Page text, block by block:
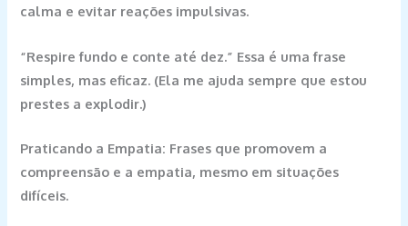
calma e evitar reações impulsivas.
“Respire fundo e conte até dez.” Essa é uma frase
simples, mas eficaz. (Ela me ajuda sempre que estou
prestes a explodir.)
Praticando a Empatia: Frases que promovem a
compreensão e a empatia, mesmo em situações
difíceis.